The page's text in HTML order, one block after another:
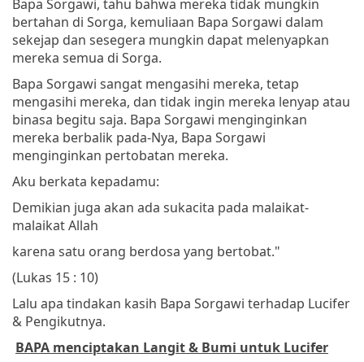
Bapa Sorgawi, tahu bahwa mereka tidak mungkin
bertahan di Sorga, kemuliaan Bapa Sorgawi dalam
sekejap dan sesegera mungkin dapat melenyapkan
mereka semua di Sorga.
Bapa Sorgawi sangat mengasihi mereka, tetap
mengasihi mereka, dan tidak ingin mereka lenyap atau
binasa begitu saja. Bapa Sorgawi menginginkan
mereka berbalik pada-Nya, Bapa Sorgawi
menginginkan pertobatan mereka.
Aku berkata kepadamu:
Demikian juga akan ada sukacita pada malaikat-
malaikat Allah
karena satu orang berdosa yang bertobat."
(Lukas 15 : 10)
Lalu apa tindakan kasih Bapa Sorgawi terhadap Lucifer
& Pengikutnya.
BAPA menciptakan Langit & Bumi untuk Lucifer